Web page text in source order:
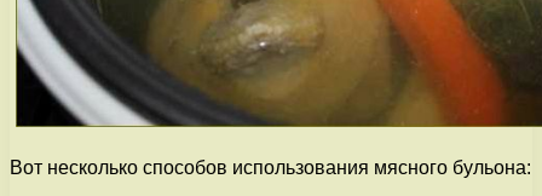
Вот несколько способов использования мясного бульона: